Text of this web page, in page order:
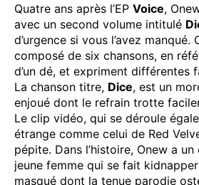
Quatre ans après l’EP Voice,
avec un second volume intitulé
d’urgence si vous l’avez manqué.
composé de six chansons, en
d’un dé, et expriment différentes
La chanson titre, Dice, est un
enjoué dont le refrain trotte
Le clip vidéo, qui se déroule
étrange comme celui de Red
pépite. Dans l’histoire, Onew a
jeune femme qui se fait
masqué dont la tenue parodie